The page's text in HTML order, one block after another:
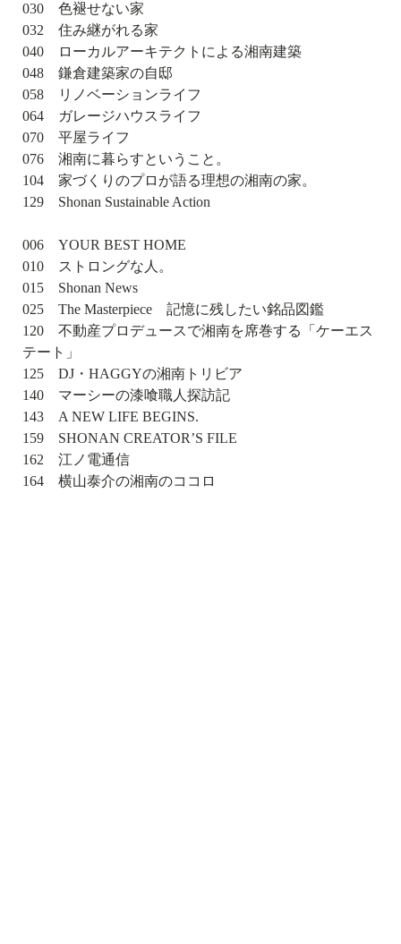
030 色褪せない家
032 住み継がれる家
040 ローカルアーキテクトによる湘南建築
048 鎌倉建築家の自邸
058 リノベーションライフ
064 ガレージハウスライフ
070 平屋ライフ
076 湘南に暮らすということ。
104 家づくりのプロが語る理想の湘南の家。
129 Shonan Sustainable Action
006 YOUR BEST HOME
010 ストロングな人。
015 Shonan News
025 The Masterpiece 記憶に残したい銘品図鑑
120 不動産プロデュースで湘南を席巻する「ケーエス
テート」
125 DJ・HAGGYの湘南トリビア
140 マーシーの漆喰職人探訪記
143 A NEW LIFE BEGINS.
159 SHONAN CREATOR’S FILE
162 江ノ電通信
164 横山泰介の湘南のココロ